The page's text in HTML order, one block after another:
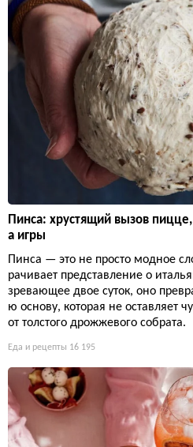
Пинса: хрустящий вызов
а игры
Пинса — это не просто модное
рачивает представление о
зревающее двое суток, оно
ю основу, которая не оставляет
от толстого дрожжевого собрата.
Еда и рецепты 16 195